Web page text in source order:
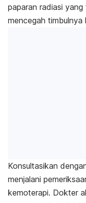
paparan radiasi
mencegah
Konsultasikan
menjalani
kemoterapi. Dokter